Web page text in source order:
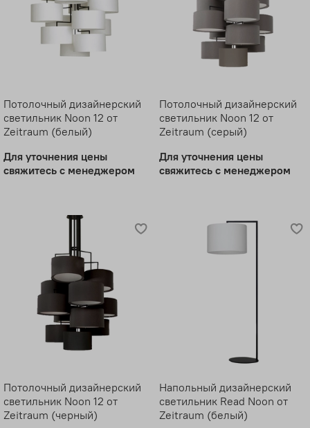
Потолочный дизайнерский
светильник Noon 12 от
Zeitraum (белый)
Для уточнения цены
свяжитесь с менеджером
Потолочный дизайнерский
светильник Noon 12 от
Zeitraum (серый)
Для уточнения цены
свяжитесь с менеджером
Потолочный дизайнерский
светильник Noon 12 от
Zeitraum (черный)
Напольный дизайнерский
светильник Read Noon от
Zeitraum (белый)